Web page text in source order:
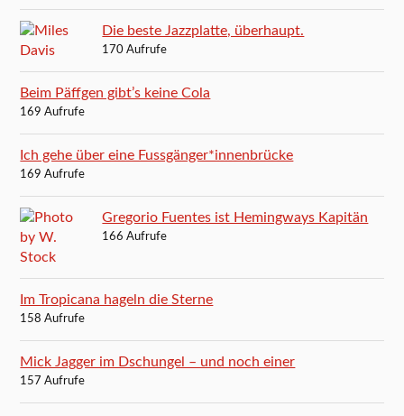
Die beste Jazzplatte, überhaupt.
170 Aufrufe
Beim Päffgen gibt’s keine Cola
169 Aufrufe
Ich gehe über eine Fussgänger*innenbrücke
169 Aufrufe
Gregorio Fuentes ist Hemingways Kapitän
166 Aufrufe
Im Tropicana hageln die Sterne
158 Aufrufe
Mick Jagger im Dschungel – und noch einer
157 Aufrufe